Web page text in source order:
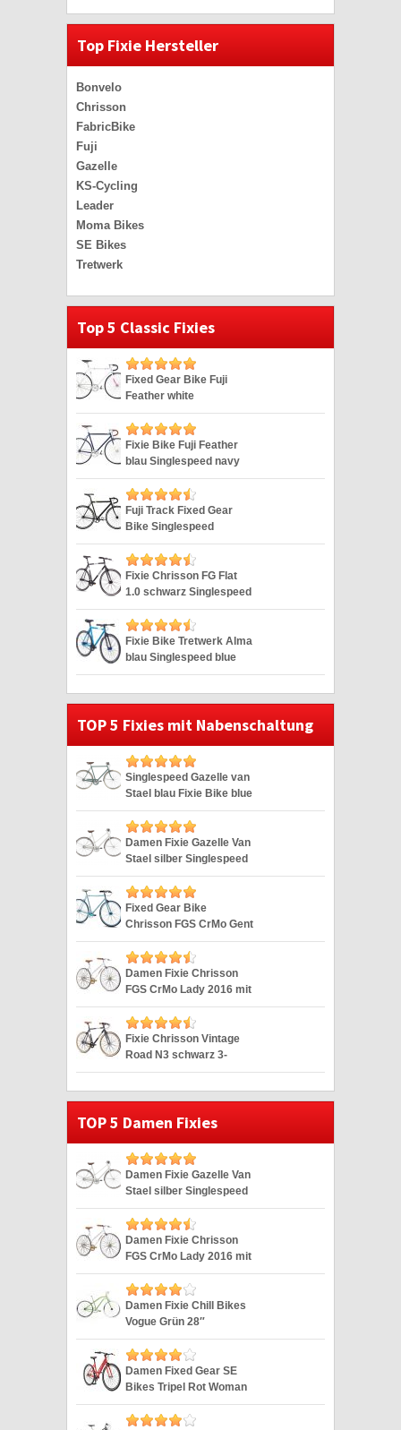
Top Fixie Hersteller
Bonvelo
Chrisson
FabricBike
Fuji
Gazelle
KS-Cycling
Leader
Moma Bikes
SE Bikes
Tretwerk
Top 5 Classic Fixies
Fixed Gear Bike Fuji
Feather white
Singlespeed weiss 28″
Fixie Bike Fuji Feather
blau Singlespeed navy
28″
Fuji Track Fixed Gear
Bike Singlespeed
Schwarz/Lime 28″
Fixie Chrisson FG Flat
1.0 schwarz Singlespeed
28″
Fixie Bike Tretwerk Alma
blau Singlespeed blue
28″
TOP 5 Fixies mit Nabenschaltung
Singlespeed Gazelle van
Stael blau Fixie Bike blue
28″
Damen Fixie Gazelle Van
Stael silber Singlespeed
Silver 28″
Fixed Gear Bike
Chrisson FGS CrMo Gent
blau Duomatic 28″
Damen Fixie Chrisson
FGS CrMo Lady 2016 mit
2G weiss 28″
Fixie Chrisson Vintage
Road N3 schwarz 3-
Gang 28″
TOP 5 Damen Fixies
Damen Fixie Gazelle Van
Stael silber Singlespeed
Silver 28″
Damen Fixie Chrisson
FGS CrMo Lady 2016 mit
2G weiss 28″
Damen Fixie Chill Bikes
Vogue Grün 28″
Damen Fixed Gear SE
Bikes Tripel Rot Woman
Fixie 28 Zoll